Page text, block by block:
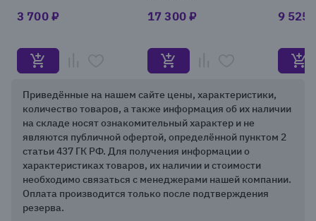
3 700 ₽ 17 300 ₽ 9 525
Приведённые на нашем сайте цены, характеристики,
количество товаров, а также информация об их наличии
на складе носят ознакомительный характер и не
являются публичной офертой, определённой пунктом 2
статьи 437 ГК РФ. Для получения информации о
характеристиках товаров, их наличии и стоимости
необходимо связаться с менеджерами нашей компании.
Оплата производится только после подтверждения
резерва.